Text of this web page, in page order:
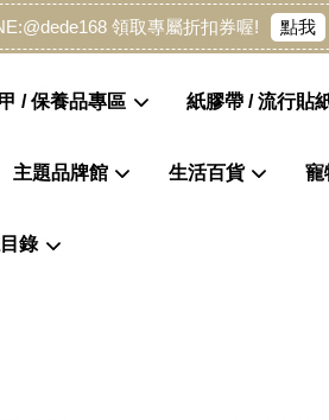
領取專屬折扣券喔! 點我
/ 保養品專區 紙膠帶 / 流行貼
主題品牌館 生活百貨 寵
錄